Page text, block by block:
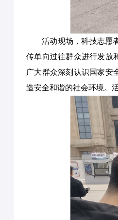
活动现场，科技志愿
传单向过往群众进行发放
广大群众深刻认识国家安
造安全和谐的社会环境。